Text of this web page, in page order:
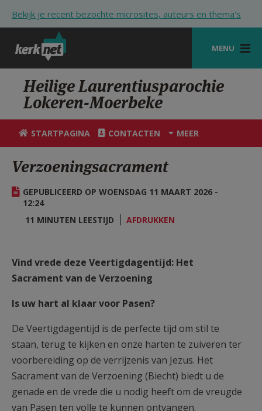
Bekijk je recent bezochte microsites, auteurs en thema's
MENU
STARTPAGINA
KERK
VIERINGEN
ZOEKEN
HULP
STARTPAGINA PORTAAL
AANMELDEN OF REGISTREREN
Heilige Laurentiusparochie
Lokeren-Moerbeke
STARTPAGINA CONTACTEN MEER
Verzoeningsacrament
GEPUBLICEERD OP WOENSDAG 11 MAART 2026 -
12:24
11 MINUTEN LEESTIJD
AFDRUKKEN
Vind vrede deze Veertigdagentijd: Het
Sacrament van de Verzoening
Is uw hart al klaar voor Pasen?
De Veertigdagentijd is de perfecte tijd om stil te
staan, terug te kijken en onze harten te zuiveren ter
voorbereiding op de verrijzenis van Jezus. Het
Sacrament van de Verzoening (Biecht) biedt u de
genade en de vrede die u nodig heeft om de vreugde
van Pasen ten volle te kunnen ontvangen.